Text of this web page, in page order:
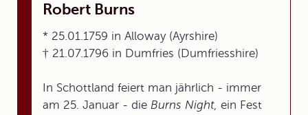
Robert Burns
* 25.01.1759 in Alloway (Ayrshire)
† 21.07.1796 in Dumfries (Dumfriesshire)
In Schottland feiert man jährlich - immer
am 25. Januar - die Burns Night, ein Fest